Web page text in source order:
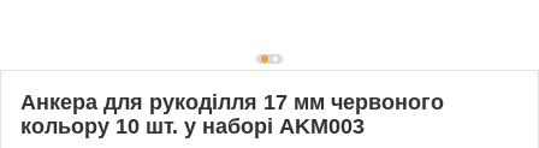
Анкера для рукоділля 17 мм червоного
кольору 10 шт. у наборі AKM003